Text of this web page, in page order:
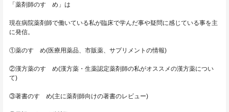
「薬剤師のすゝめ」は
現在病院薬剤師で働いている私が臨床で学んだ事や疑問に感じている事を主
に発信。
①薬のすゝめ(医療用薬品、市販薬、サプリメントの情報)
②漢方薬のすゝめ(漢方薬・生薬認定薬剤師の私がオススメの漢方薬につい
て)
③著書のすゝめ(主に薬剤師向けの著書のレビュー)